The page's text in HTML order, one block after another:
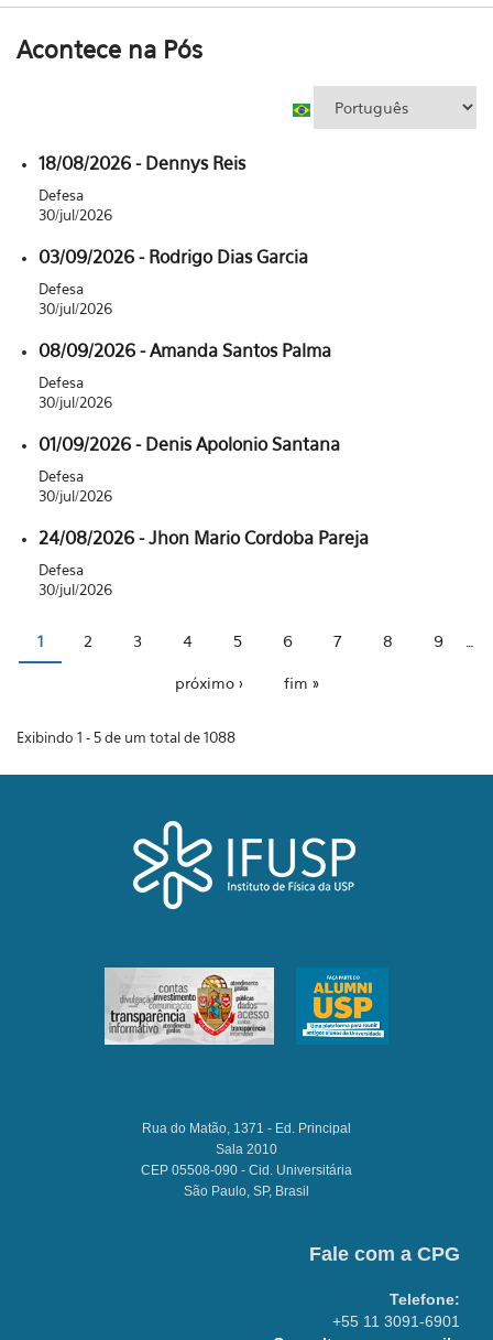
Acontece na Pós
18/08/2026 - Dennys Reis
Defesa
30/jul/2026
03/09/2026 - Rodrigo Dias Garcia
Defesa
30/jul/2026
08/09/2026 - Amanda Santos Palma
Defesa
30/jul/2026
01/09/2026 - Denis Apolonio Santana
Defesa
30/jul/2026
24/08/2026 - Jhon Mario Cordoba Pareja
Defesa
30/jul/2026
Páginas
1 2 3 4 5 6 7 8 9
próximo › fim »
Exibindo 1 - 5 de um total de 1088
Rua do Matão, 1371 - Ed. Principal
Sala 2010
CEP 05508-090 - Cid. Universitária
São Paulo, SP, Brasil
Fale com a CPG
Telefone:
+55 11 3091-6901